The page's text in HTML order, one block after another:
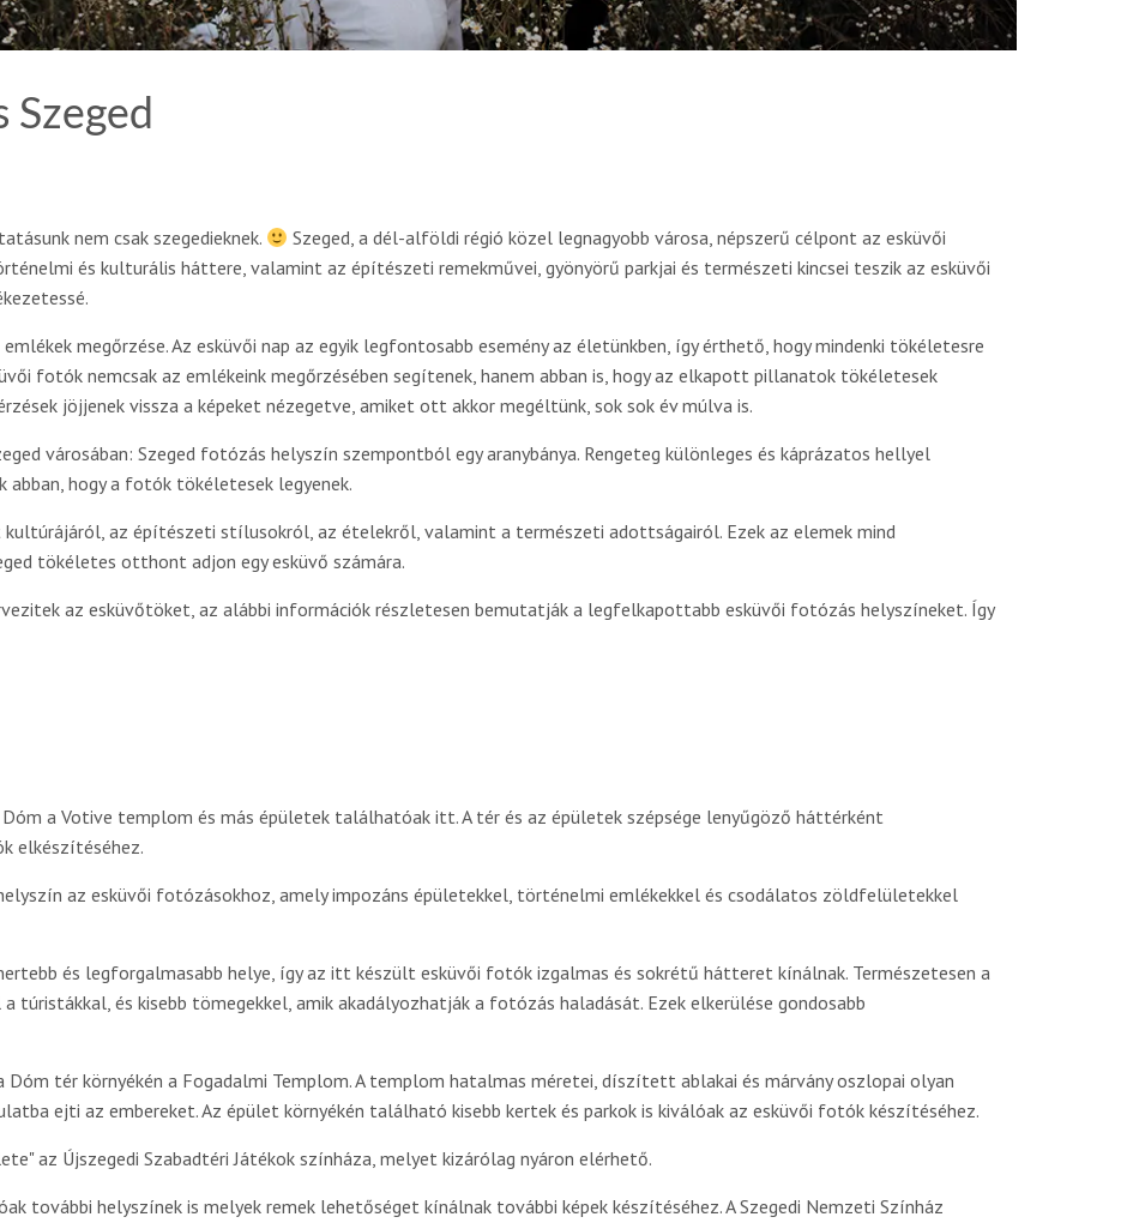
Szeged
nem csak szegedieknek.
Szeged, a dél-alföldi régió közel legnagyobb városa, népszerű célpont az esküvői
és kulturális háttere, valamint az építészeti remekművei, gyönyörű parkjai és természeti kincsei teszik az esküvői
megőrzése. Az esküvői nap az egyik legfontosabb esemény az életünkben, így érthető, hogy mindenki tökéletesre
fotók nemcsak az emlékeink megőrzésében segítenek, hanem abban is, hogy az elkapott pillanatok tökéletesek
jöjjenek vissza a képeket nézegetve, amiket ott akkor megéltünk, sok sok év múlva is.
városában: Szeged fotózás helyszín szempontból egy aranybánya. Rengeteg különleges és káprázatos hellyel
abban, hogy a fotók tökéletesek legyenek.
kultúrájáról, az építészeti stílusokról, az ételekről, valamint a természeti adottságairól. Ezek az elemek mind
tökéletes otthont adjon egy esküvő számára.
az esküvőtöket, az alábbi információk részletesen bemutatják a legfelkapottabb esküvői fotózás helyszíneket. Így
Dóm a Votive templom és más épületek találhatóak itt. A tér és az épületek szépsége lenyűgöző háttérként
elkészítéséhez.
az esküvői fotózásokhoz, amely impozáns épületekkel, történelmi emlékekkel és csodálatos zöldfelületekkel
és legforgalmasabb helye, így az itt készült esküvői fotók izgalmas és sokrétű hátteret kínálnak. Természetesen a
túristákkal, és kisebb tömegekkel, amik akadályozhatják a fotózás haladását. Ezek elkerülése gondosabb
Dóm tér környékén a Fogadalmi Templom. A templom hatalmas méretei, díszített ablakai és márvány oszlopai olyan
ejti az embereket. Az épület környékén található kisebb kertek és parkok is kiválóak az esküvői fotók készítéséhez.
az Újszegedi Szabadtéri Játékok színháza, melyet kizárólag nyáron elérhető.
további helyszínek is melyek remek lehetőséget kínálnak további képek készítéséhez. A Szegedi Nemzeti Színház